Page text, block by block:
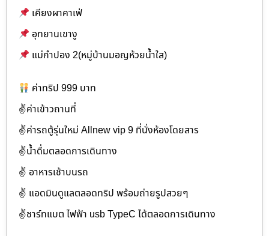
เคียงผาคาเฟ่
อุทยานเขางู
แม่กำปอง 2(หมู่บ้านมอญห้วยน้ำใส)
ค่าทริป 999 บาท
✌ค่าเข้าวถานที่
✌ค่ารถตู้รุ่นใหม่ Allnew vip 9 ที่นั่งห้องโดยสาร
✌น้ำดื่มตลอดการเดินทาง
✌️ อาหารเช้าบนรถ
✌ แอดมินดูแลตลอดทริป พร้อมถ่ายรูปสวยๆ
✌ชาร์ทแบต ไฟฟ้า usb TypeC ได้ตลอดการเดินทาง